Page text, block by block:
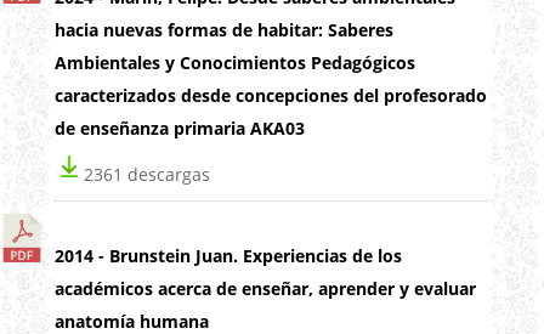
hacia nuevas formas de habitar: Saberes
Ambientales y Conocimientos Pedagógicos
caracterizados desde concepciones del profesorado
de enseñanza primaria AKA03
2361 descargas
2014 - Brunstein Juan. Experiencias de los
académicos acerca de enseñar, aprender y evaluar
anatomía humana